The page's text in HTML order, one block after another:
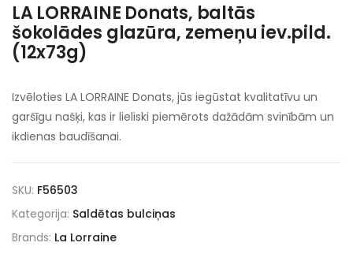
LA LORRAINE Donats, baltās
šokolādes glazūra, zemeņu iev.pild.
(12x73g)
Izvēloties LA LORRAINE Donats, jūs iegūstat kvalitatīvu un
garšīgu našķi, kas ir lieliski piemērots dažādām svinībām un
ikdienas baudīšanai.
SKU: F56503
Kategorija: Saldētas bulciņas
Brands: La Lorraine